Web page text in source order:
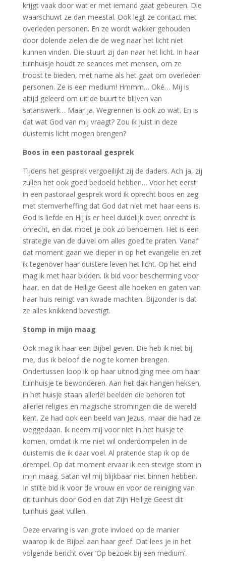
krijgt vaak door wat er met iemand gaat gebeuren. Die
waarschuwt ze dan meestal. Ook legt ze contact met
overleden personen. En ze wordt wakker gehouden
door dolende zielen die de weg naar het licht niet
kunnen vinden. Die stuurt zij dan naar het licht. In haar
tuinhuisje houdt ze seances met mensen, om ze
troost te bieden, met name als het gaat om overleden
personen. Ze is een medium! Hmmm… Oké… Mij is
altijd geleerd om uit de buurt te blijven van
satanswerk… Maar ja. Wegrennen is ook zo wat. En is
dat wat God van mij vraagt? Zou ik juist in deze
duisternis licht mogen brengen?
Boos in een pastoraal gesprek
Tijdens het gesprek vergoeilijkt zij de daders. Ach ja, zij
zullen het ook goed bedoeld hebben… Voor het eerst
in een pastoraal gesprek word ik oprecht boos en zeg
met stemverheffing dat God dat niet met haar eens is.
God is liefde en Hij is er heel duidelijk over: onrecht is
onrecht, en dat moet je ook zo benoemen. Het is een
strategie van de duivel om alles goed te praten. Vanaf
dat moment gaan we dieper in op het evangelie en zet
ik tegenover haar duistere leven het licht. Op het eind
mag ik met haar bidden. Ik bid voor bescherming voor
haar, en dat de Heilige Geest alle hoeken en gaten van
haar huis reinigt van kwade machten. Bijzonder is dat
ze alles knikkend bevestigt.
Stomp in mijn maag
Ook mag ik haar een Bijbel geven. Die heb ik niet bij
me, dus ik beloof die nog te komen brengen.
Ondertussen loop ik op haar uitnodiging mee om haar
tuinhuisje te bewonderen. Aan het dak hangen heksen,
in het huisje staan allerlei beelden die behoren tot
allerlei religies en magische stromingen die de wereld
kent. Ze had ook een beeld van Jezus, maar die had ze
weggedaan. Ik neem mij voor niet in het huisje te
komen, omdat ik me niet wil onderdompelen in de
duisternis die ik daar voel. Al pratende stap ik op de
drempel. Op dat moment ervaar ik een stevige stom in
mijn maag. Satan wil mij blijkbaar niet binnen hebben.
In stilte bid ik voor de vrouw en voor de reiniging van
dit tuinhuis door God en dat Zijn Heilige Geest dit
tuinhuis gaat vullen.
Deze ervaring is van grote invloed op de manier
waarop ik de Bijbel aan haar geef. Dat lees je in het
volgende bericht over ‘Op bezoek bij een medium’.